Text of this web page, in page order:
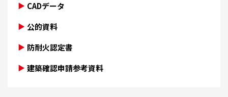
CADデータ
公的資料
防耐火認定書
建築確認申請参考資料